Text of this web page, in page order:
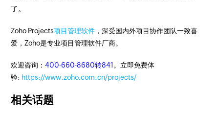
了。
Zoho Projects项目管理软件 ，深受国内外项目协作团队一致喜
爱，Zoho是专业项目管理软件厂商。
欢迎咨询：400-660-8680转841 。立即免费体
验: https://www.zoho.com.cn/projects/
相关话题